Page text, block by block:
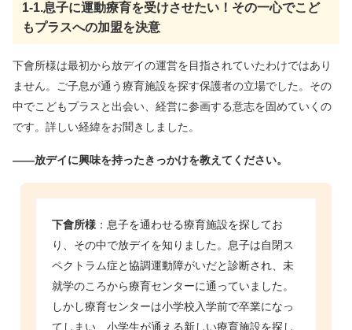
1-1.息子に運動療育を受けさせたい！その一心でこど
もプラスへの加盟を決意
下會所様は最初から放デイの運営を目指されていたわけではあり
ません。ご子息が通う療育施設を探す保護者の立場でした。その
中でこどもプラスと出会い、経営に参画する意志を固めていくの
です。詳しい経緯をお聞きしました。
――放デイに興味を持ったきっかけを教えてください。
下會所様 ：息子を通わせる療育施設を探してお
り、その中で放デイを知りました。息子は自閉ス
ペクトラム症と協調運動障がいだと診断され、未
就学のころから療育センターに通っていました。
しかし療育センターは小学校入学前で卒業になっ
てしまい、小学生が通える新しい療育施設を探し